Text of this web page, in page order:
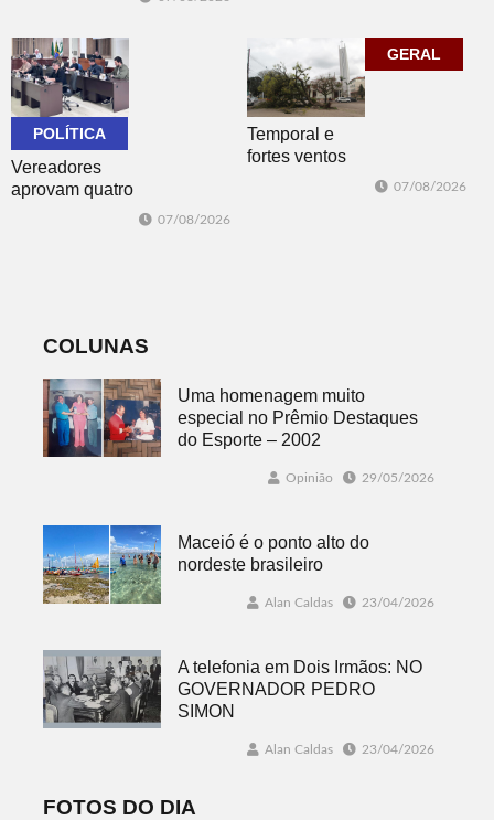
Irmãos como
cidade
globalmente
conectada
POLÍTICA
Vereadores
aprovam quatro
07/08/2026
GERAL
Temporal e
fortes ventos
07/08/2026
COLUNAS
Uma homenagem muito
especial no Prêmio Destaques
do Esporte – 2002
Opinião 29/05/2026
Maceió é o ponto alto do
nordeste brasileiro
Alan Caldas 23/04/2026
A telefonia em Dois Irmãos: NO
GOVERNADOR PEDRO
SIMON
Alan Caldas 23/04/2026
FOTOS DO DIA